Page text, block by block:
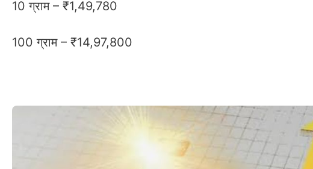
10 ग्राम – ₹1,49,780
100 ग्राम – ₹14,97,800